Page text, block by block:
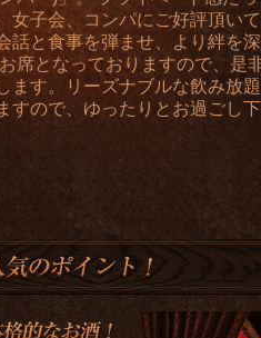
女子会、コンパにご好評頂いて
話と食事を弾ませ、より絆を深
席となっておりますので、是
ます。リーズナブルな飲み放題
すので、ゆったりとお過ごし下